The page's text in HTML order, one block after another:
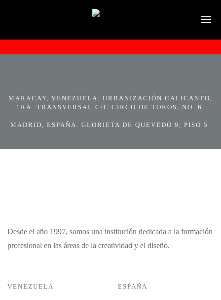
MARACAY, VENEZUELA. URBANIZACIÓN CALICANTO,
1RA. TRANSVERSAL C/C CIRCO DE TOROS, NO. 6.
MADRID, ESPAÑA. GLORIETA DE QUEVEDO 9, PISO 5.
Desde el año 1997, somos una institución dedicada a la formación
profesional en las áreas de la creatividad y el diseño.
VENEZUELA ESPAÑA